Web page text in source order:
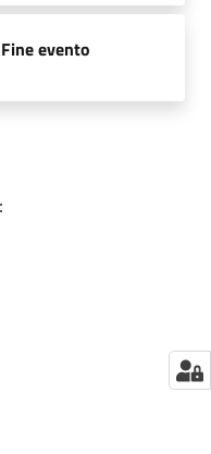
Fine evento